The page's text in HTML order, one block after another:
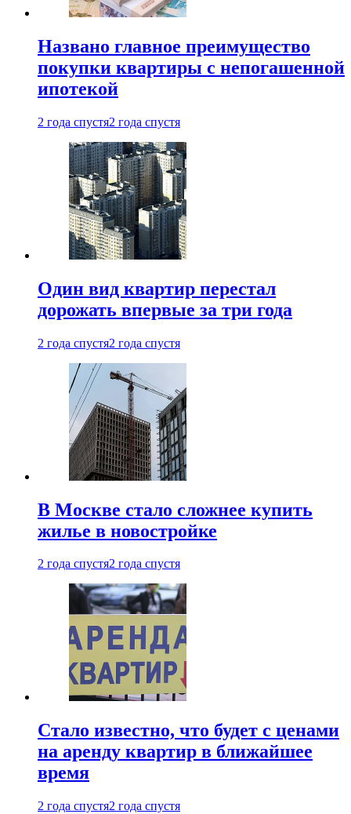
Названо главное преимущество
покупки квартиры с непогашенной
ипотекой
2 года спустя2 года спустя
Один вид квартир перестал
дорожать впервые за три года
2 года спустя2 года спустя
В Москве стало сложнее купить
жилье в новостройке
2 года спустя2 года спустя
Стало известно, что будет с ценами
на аренду квартир в ближайшее
время
2 года спустя2 года спустя